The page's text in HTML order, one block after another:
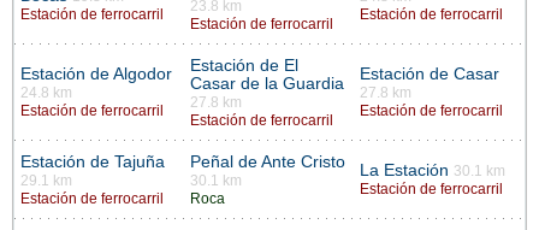
Estación de ferrocarril
23.8 km
Estación de ferrocarril
Estación de ferrocarril
Estación de Algodor
24.8 km
Estación de ferrocarril
Estación de El
Casar de la Guardia
27.8 km
Estación de ferrocarril
Estación de Casar
27.8 km
Estación de ferrocarril
Estación de Tajuña
29.1 km
Estación de ferrocarril
Peñal de Ante Cristo
30.1 km
Roca
La Estación 30.1 km
Estación de ferrocarril